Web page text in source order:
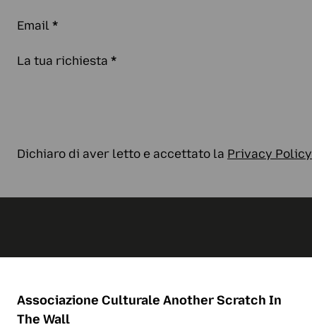
Email *
La tua richiesta *
Dichiaro di aver letto e accettato la Privacy Policy
Associazione Culturale Another Scratch In
The Wall